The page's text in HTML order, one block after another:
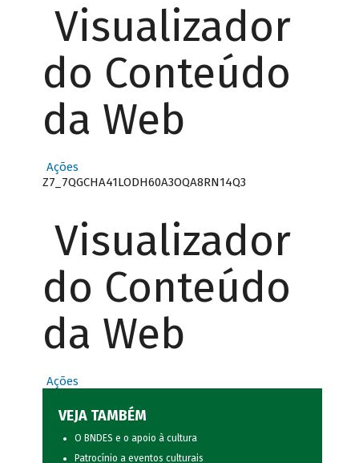
Visualizador
do Conteúdo
da Web
Ações
Z7_7QGCHA41LODH60A3OQA8RN14Q3
Visualizador
do Conteúdo
da Web
Ações
VEJA TAMBÉM
O BNDES e o apoio à cultura
Patrocínio a eventos culturais